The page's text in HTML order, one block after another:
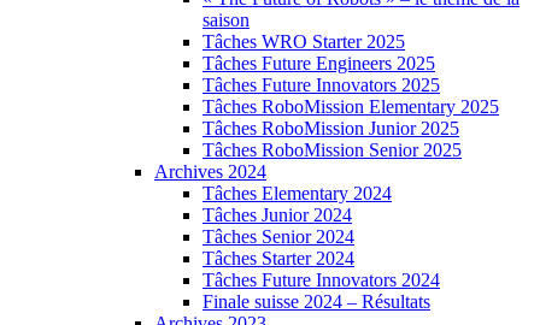
saison
Tâches WRO Starter 2025
Tâches Future Engineers 2025
Tâches Future Innovators 2025
Tâches RoboMission Elementary 2025
Tâches RoboMission Junior 2025
Tâches RoboMission Senior 2025
Archives 2024
Tâches Elementary 2024
Tâches Junior 2024
Tâches Senior 2024
Tâches Starter 2024
Tâches Future Innovators 2024
Finale suisse 2024 – Résultats